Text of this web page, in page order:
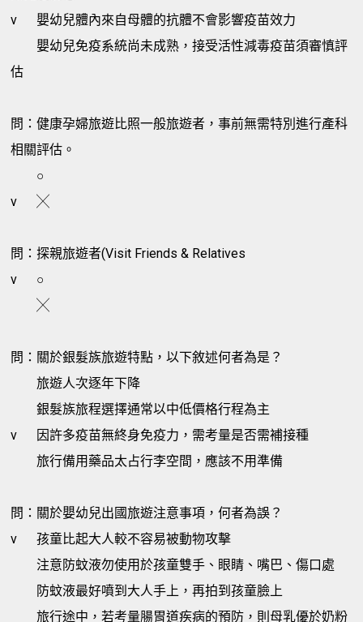
v
嬰幼兒體內來自母體的抗體不會影響疫苗效力
嬰幼兒免疫系統尚未成熟，接受活性減毒疫苗須審慎評
估
問：健康孕婦旅遊比照一般旅遊者，事前無需特別進行產科
相關評估。
○
v
╳
問：探親旅遊者(Visit Friends & Relatives
v
○
╳
問：關於銀髮族旅遊特點，以下敘述何者為是？
旅遊人次逐年下降
銀髮族旅程選擇通常以中低價格行程為主
v
因許多疫苗無終身免疫力，需考量是否需補接種
旅行備用藥品太占行李空間，應該不用準備
問：關於嬰幼兒出國旅遊注意事項，何者為誤？
v
孩童比起大人較不容易被動物攻擊
注意防蚊液勿使用於孩童雙手、眼睛、嘴巴、傷口處
防蚊液最好噴到大人手上，再拍到孩童臉上
旅行途中，若考量腸胃道疾病的預防，則母乳優於奶粉